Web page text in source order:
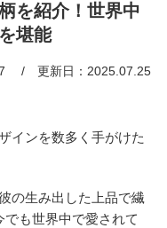
を紹介！世界中
堪能
更新日：2025.07.25
インを数多く手がけた
の生み出した上品で繊
も世界中で愛されて